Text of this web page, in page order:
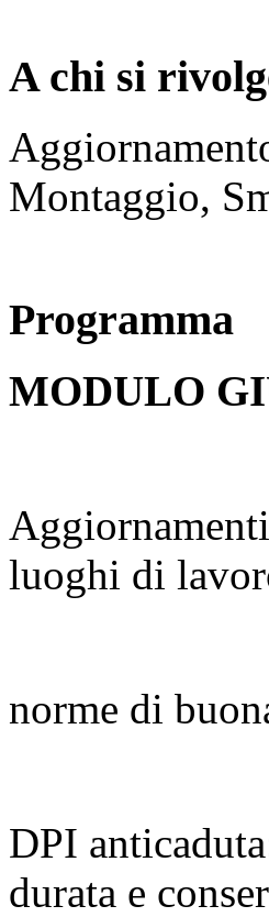
A chi si
Montaggio,
Programma
MODULO
luoghi di
norme di
DPI
durata e